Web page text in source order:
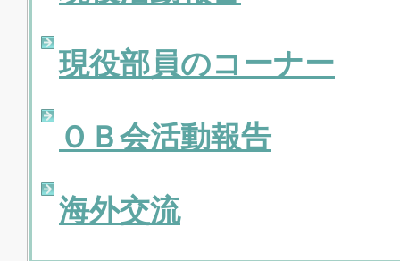
現役部員のコーナー
ＯＢ会活動報告
海外交流